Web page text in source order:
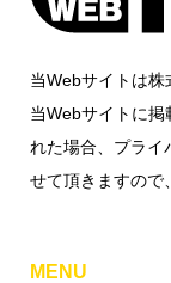
当Webサイトは株
当Webサイトに掲
れた場合、プライ
せて頂きますので
MENU